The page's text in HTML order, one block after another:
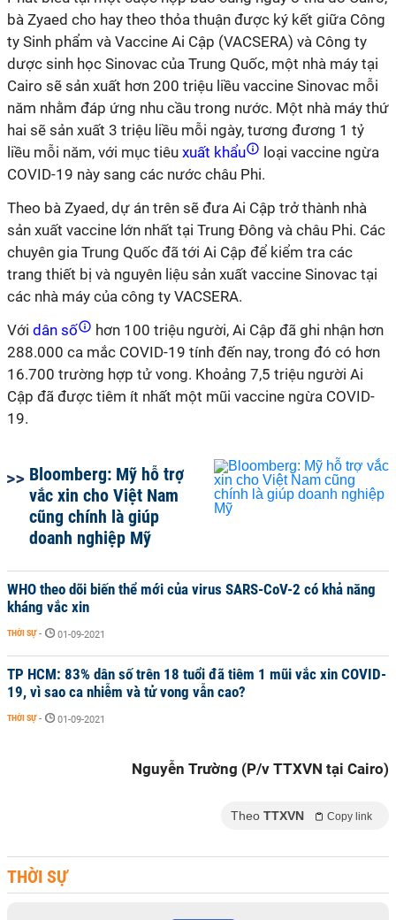
bà Zyaed cho hay theo thỏa thuận được ký kết giữa Công
ty Sinh phẩm và Vaccine Ai Cập (VACSERA) và Công ty
dược sinh học Sinovac của Trung Quốc, một nhà máy tại
Cairo sẽ sản xuất hơn 200 triệu liều vaccine Sinovac mỗi
năm nhằm đáp ứng nhu cầu trong nước. Một nhà máy thứ
hai sẽ sản xuất 3 triệu liều mỗi ngày, tương đương 1 tỷ
liều mỗi năm, với mục tiêu xuất khẩu
loại vaccine ngừa
COVID-19 này sang các nước châu Phi.
Theo bà Zyaed, dự án trên sẽ đưa Ai Cập trở thành nhà
sản xuất vaccine lớn nhất tại Trung Đông và châu Phi. Các
chuyên gia Trung Quốc đã tới Ai Cập để kiểm tra các
trang thiết bị và nguyên liệu sản xuất vaccine Sinovac tại
các nhà máy của công ty VACSERA.
Với dân số
hơn 100 triệu người, Ai Cập đã ghi nhận hơn
288.000 ca mắc COVID-19 tính đến nay, trong đó có hơn
16.700 trường hợp tử vong. Khoảng 7,5 triệu người Ai
Cập đã được tiêm ít nhất một mũi vaccine ngừa COVID-
19.
Bloomberg: Mỹ hỗ trợ
vắc xin cho Việt Nam
cũng chính là giúp
doanh nghiệp Mỹ
WHO theo dõi biến thể mới của virus SARS-CoV-2 có khả năng
kháng vắc xin
THỜI SỰ - 01-09-2021
TP HCM: 83% dân số trên 18 tuổi đã tiêm 1 mũi vắc xin COVID-
19, vì sao ca nhiễm và tử vong vẫn cao?
THỜI SỰ - 01-09-2021
Nguyễn Trường (P/v TTXVN tại Cairo)
Theo TTXVN Copy link
THỜI SỰ